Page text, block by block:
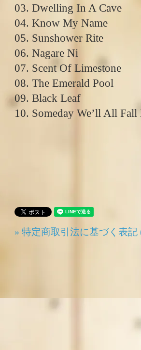
03. Dwelling In A Cave
04. Know My Name
05. Sunshower Rite
06. Nagare Ni
07. Scent Of Limestone
08. The Emerald Pool
09. Black Leaf
10. Someday We’ll All Fall
» 特定商取引法に基づく表記